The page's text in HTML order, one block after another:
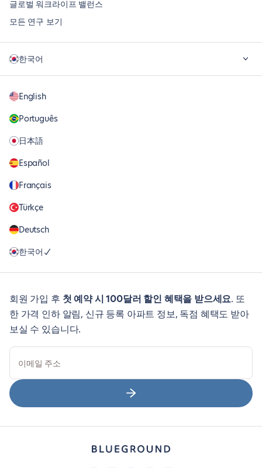
글로벌 워크라이프 밸런스
모든 연구 보기
한국어
English
Português
日本語
Español
Français
Türkçe
Deutsch
한국어
회원 가입 후 첫 예약 시 100달러 할인 혜택을 받으세요. 또
한 가격 인하 알림, 신규 등록 아파트 정보, 독점 혜택도 받아
보실 수 있습니다.
이메일 주소